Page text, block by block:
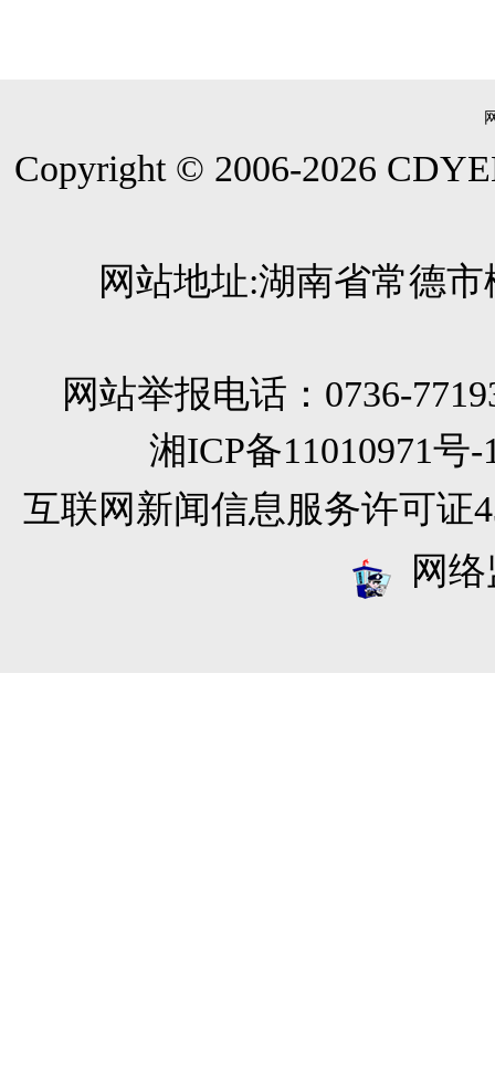
Copyright © 2006-2026
网站地址:湖南省常德
网站举报电话：0736-
湘ICP备11010971
互联网新闻信息服务许可证
网络